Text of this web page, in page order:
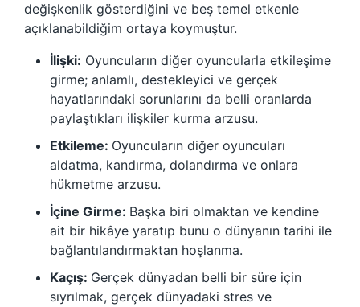
değişkenlik gösterdiğini ve beş temel etkenle
açıklanabildiğim ortaya koymuştur.
İlişki: Oyuncuların diğer oyuncularla etkileşime
girme; anlamlı, destekleyici ve gerçek
hayatlarındaki sorunlarını da belli oranlarda
paylaştıkları ilişkiler kurma arzusu.
Etkileme: Oyuncuların diğer oyuncuları
aldatma, kandırma, dolandırma ve onlara
hükmetme arzusu.
İçine Girme: Başka biri olmaktan ve kendine
ait bir hikâye yaratıp bunu o dünyanın tarihi ile
bağlantılandırmaktan hoşlanma.
Kaçış: Gerçek dünyadan belli bir süre için
sıyrılmak, gerçek dünyadaki stres ve